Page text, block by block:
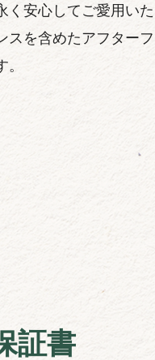
く安心してご愛用いた
スを含めたアフターフ
証書